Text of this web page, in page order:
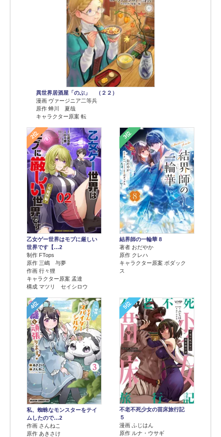
異世界居酒屋「のぶ」 （２２）
漫画 ヴァージニア二等兵
原作 蝉川 夏哉
キャラクター原案 転
2位
乙女ゲー世界はモブに厳しい
世界です【…2
制作 FTops
原作 三嶋 与夢
作画 行々狸
キャラクター原案 孟達
構成 マツリ セイシロウ
3位
結界師の一輪華 8
著者 おだやか
原作 クレハ
キャラクター原案 ボダック
ス
4位
私、蜘蛛なモンスターをテイ
ムしたので…2
作画 さんねこ
原作 あきさけ
5位
不老不死少女の苗床旅行記
５
漫画 ふじはん
原作 ルナ・ウサギ